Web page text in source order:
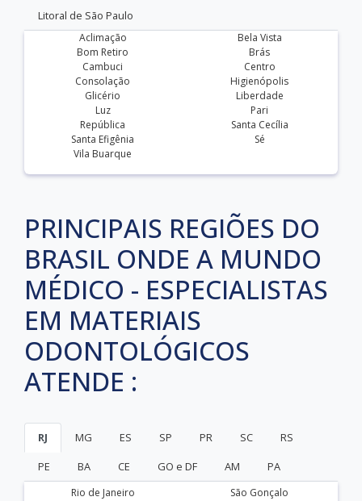
Litoral de São Paulo
Aclimação
Bela Vista
Bom Retiro
Brás
Cambuci
Centro
Consolação
Higienópolis
Glicério
Liberdade
Luz
Pari
República
Santa Cecília
Santa Efigênia
Sé
Vila Buarque
PRINCIPAIS REGIÕES DO
BRASIL ONDE A MUNDO
MÉDICO - ESPECIALISTAS
EM MATERIAIS
ODONTOLÓGICOS
ATENDE :
RJ MG ES SP PR SC
RS
PE
BA CE GO e DF AM PA
Rio de Janeiro
São Gonçalo